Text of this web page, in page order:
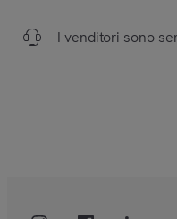
I venditori sono